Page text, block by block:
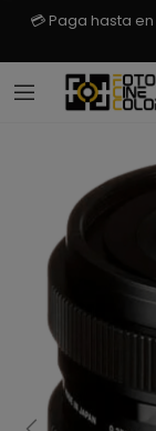
💳 Paga hasta en